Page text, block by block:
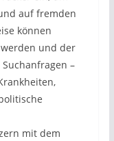
auf fremden
können
und der
–
mit dem